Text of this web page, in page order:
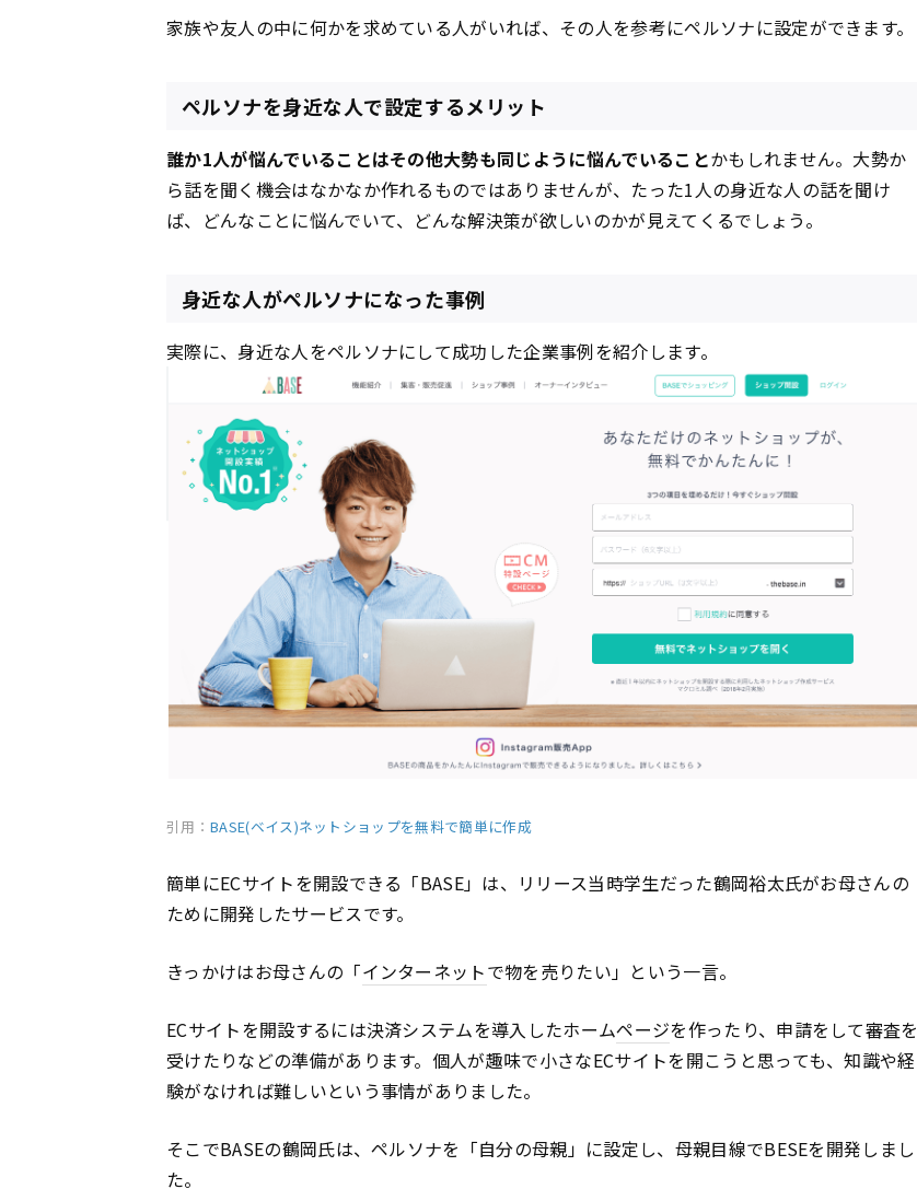
家族や友人の中に何かを求めている人がいれば、その人を参考にペルソナに設定ができます。
ペルソナを身近な人で設定するメリット
誰か1人が悩んでいることはその他大勢も同じように悩んでいることかもしれません。大勢か
ら話を聞く機会はなかなか作れるものではありませんが、たった1人の身近な人の話を聞け
ば、どんなことに悩んでいて、どんな解決策が欲しいのかが見えてくるでしょう。
身近な人がペルソナになった事例
実際に、身近な人をペルソナにして成功した企業事例を紹介します。
引用： BASE(ベイス)ネットショップを無料で簡単に作成
簡単にECサイトを開設できる「BASE」は、リリース当時学生だった鶴岡裕太氏がお母さんの
ために開発したサービスです。
きっかけはお母さんの「インターネットで物を売りたい」という一言。
ECサイトを開設するには決済システムを導入したホームページを作ったり、申請をして審査を
受けたりなどの準備があります。個人が趣味で小さなECサイトを開こうと思っても、知識や経
験がなければ難しいという事情がありました。
そこでBASEの鶴岡氏は、ペルソナを「自分の母親」に設定し、母親目線でBESEを開発しまし
た。